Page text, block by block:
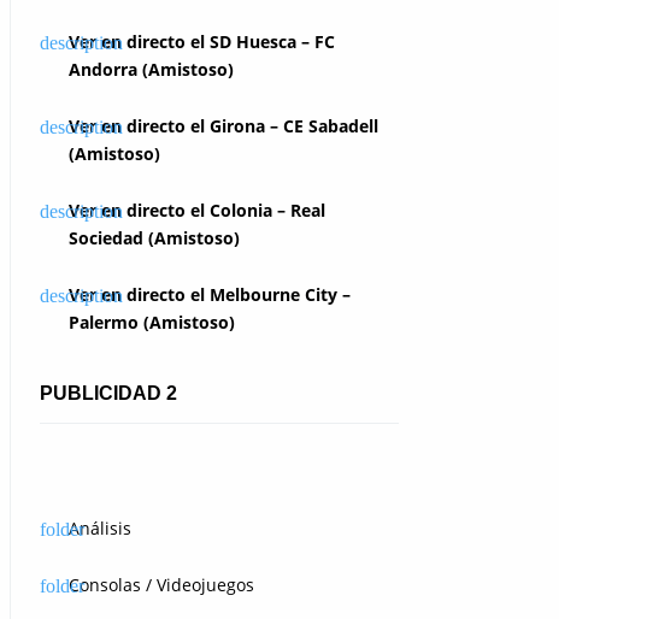
Ver en directo el SD Huesca – FC
Andorra (Amistoso)
Ver en directo el Girona – CE Sabadell
(Amistoso)
Ver en directo el Colonia – Real
Sociedad (Amistoso)
Ver en directo el Melbourne City –
Palermo (Amistoso)
PUBLICIDAD 2
Análisis
Consolas / Videojuegos